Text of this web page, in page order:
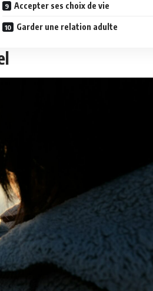
Accepter ses choix de vie
Garder une relation adulte